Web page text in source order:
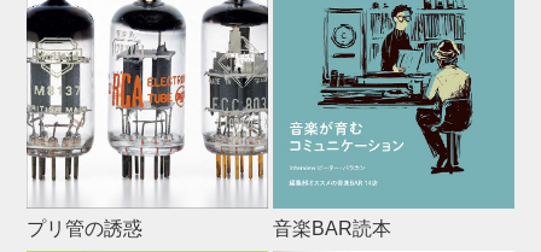
プリ管の誘惑 音楽BAR読本